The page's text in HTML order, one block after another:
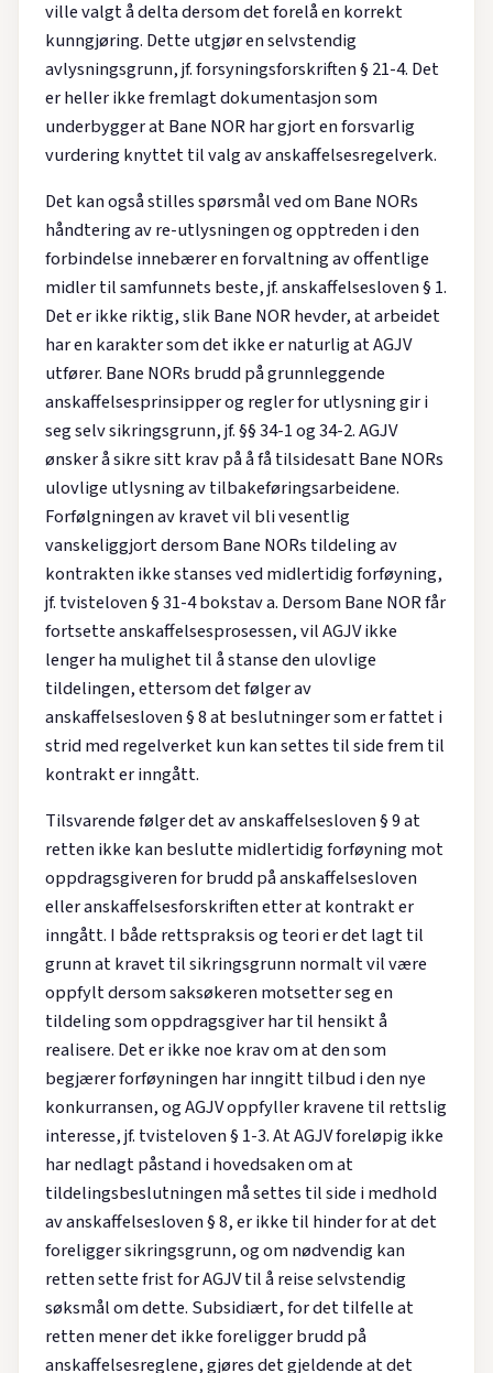
ville valgt å delta dersom det forelå en korrekt
kunngjøring. Dette utgjør en selvstendig
avlysningsgrunn, jf. forsyningsforskriften § 21-4. Det
er heller ikke fremlagt dokumentasjon som
underbygger at Bane NOR har gjort en forsvarlig
vurdering knyttet til valg av anskaffelsesregelverk.
Det kan også stilles spørsmål ved om Bane NORs
håndtering av re-utlysningen og opptreden i den
forbindelse innebærer en forvaltning av offentlige
midler til samfunnets beste, jf. anskaffelsesloven § 1.
Det er ikke riktig, slik Bane NOR hevder, at arbeidet
har en karakter som det ikke er naturlig at AGJV
utfører. Bane NORs brudd på grunnleggende
anskaffelsesprinsipper og regler for utlysning gir i
seg selv sikringsgrunn, jf. §§ 34-1 og 34-2. AGJV
ønsker å sikre sitt krav på å få tilsidesatt Bane NORs
ulovlige utlysning av tilbakeføringsarbeidene.
Forfølgningen av kravet vil bli vesentlig
vanskeliggjort dersom Bane NORs tildeling av
kontrakten ikke stanses ved midlertidig forføyning,
jf. tvisteloven § 31-4 bokstav a. Dersom Bane NOR får
fortsette anskaffelsesprosessen, vil AGJV ikke
lenger ha mulighet til å stanse den ulovlige
tildelingen, ettersom det følger av
anskaffelsesloven § 8 at beslutninger som er fattet i
strid med regelverket kun kan settes til side frem til
kontrakt er inngått.
Tilsvarende følger det av anskaffelsesloven § 9 at
retten ikke kan beslutte midlertidig forføyning mot
oppdragsgiveren for brudd på anskaffelsesloven
eller anskaffelsesforskriften etter at kontrakt er
inngått. I både rettspraksis og teori er det lagt til
grunn at kravet til sikringsgrunn normalt vil være
oppfylt dersom saksøkeren motsetter seg en
tildeling som oppdragsgiver har til hensikt å
realisere. Det er ikke noe krav om at den som
begjærer forføyningen har inngitt tilbud i den nye
konkurransen, og AGJV oppfyller kravene til rettslig
interesse, jf. tvisteloven § 1-3. At AGJV foreløpig ikke
har nedlagt påstand i hovedsaken om at
tildelingsbeslutningen må settes til side i medhold
av anskaffelsesloven § 8, er ikke til hinder for at det
foreligger sikringsgrunn, og om nødvendig kan
retten sette frist for AGJV til å reise selvstendig
søksmål om dette. Subsidiært, for det tilfelle at
retten mener det ikke foreligger brudd på
anskaffelsesreglene, gjøres det gjeldende at det